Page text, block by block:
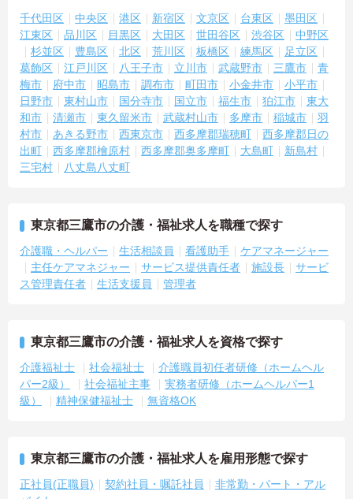
千代田区 中央区 港区 新宿区 文京区 台東区
墨田区
江東区
品川区 目黒区 大田区 世田谷区 渋谷区
中野区
杉並区
豊島区 北区 荒川区 板橋区 練馬区
足立区
葛飾区
江戸川区 八王子市 立川市 武蔵野市 三鷹市
青
梅市
府中市 昭島市 調布市 町田市 小金井市
小平市
日野市
東村山市 国分寺市 国立市 福生市 狛江市
東大
和市
清瀬市 東久留米市 武蔵村山市 多摩市 稲城市
羽
村市
あきる野市 西東京市 西多摩郡瑞穂町
西多摩郡日の
出町
西多摩郡檜原村 西多摩郡奥多摩町 大島町
新島村
三宅村
八丈島八丈町
東京都三鷹市の介護・福祉求人を職種で探す
介護職・ヘルパー 生活相談員 看護助手
ケアマネージャー
主任ケアマネジャー
サービス提供責任者 施設長
サービ
ス管理責任者
生活支援員 管理者
東京都三鷹市の介護・福祉求人を資格で探す
介護福祉士 社会福祉士
介護職員初任者研修（ホームヘル
パー2級）
社会福祉主事
実務者研修（ホームヘルパー1
級）
精神保健福祉士 無資格OK
東京都三鷹市の介護・福祉求人を雇用形態で探す
正社員(正職員) 契約社員・嘱託社員
非常勤・パート・アル